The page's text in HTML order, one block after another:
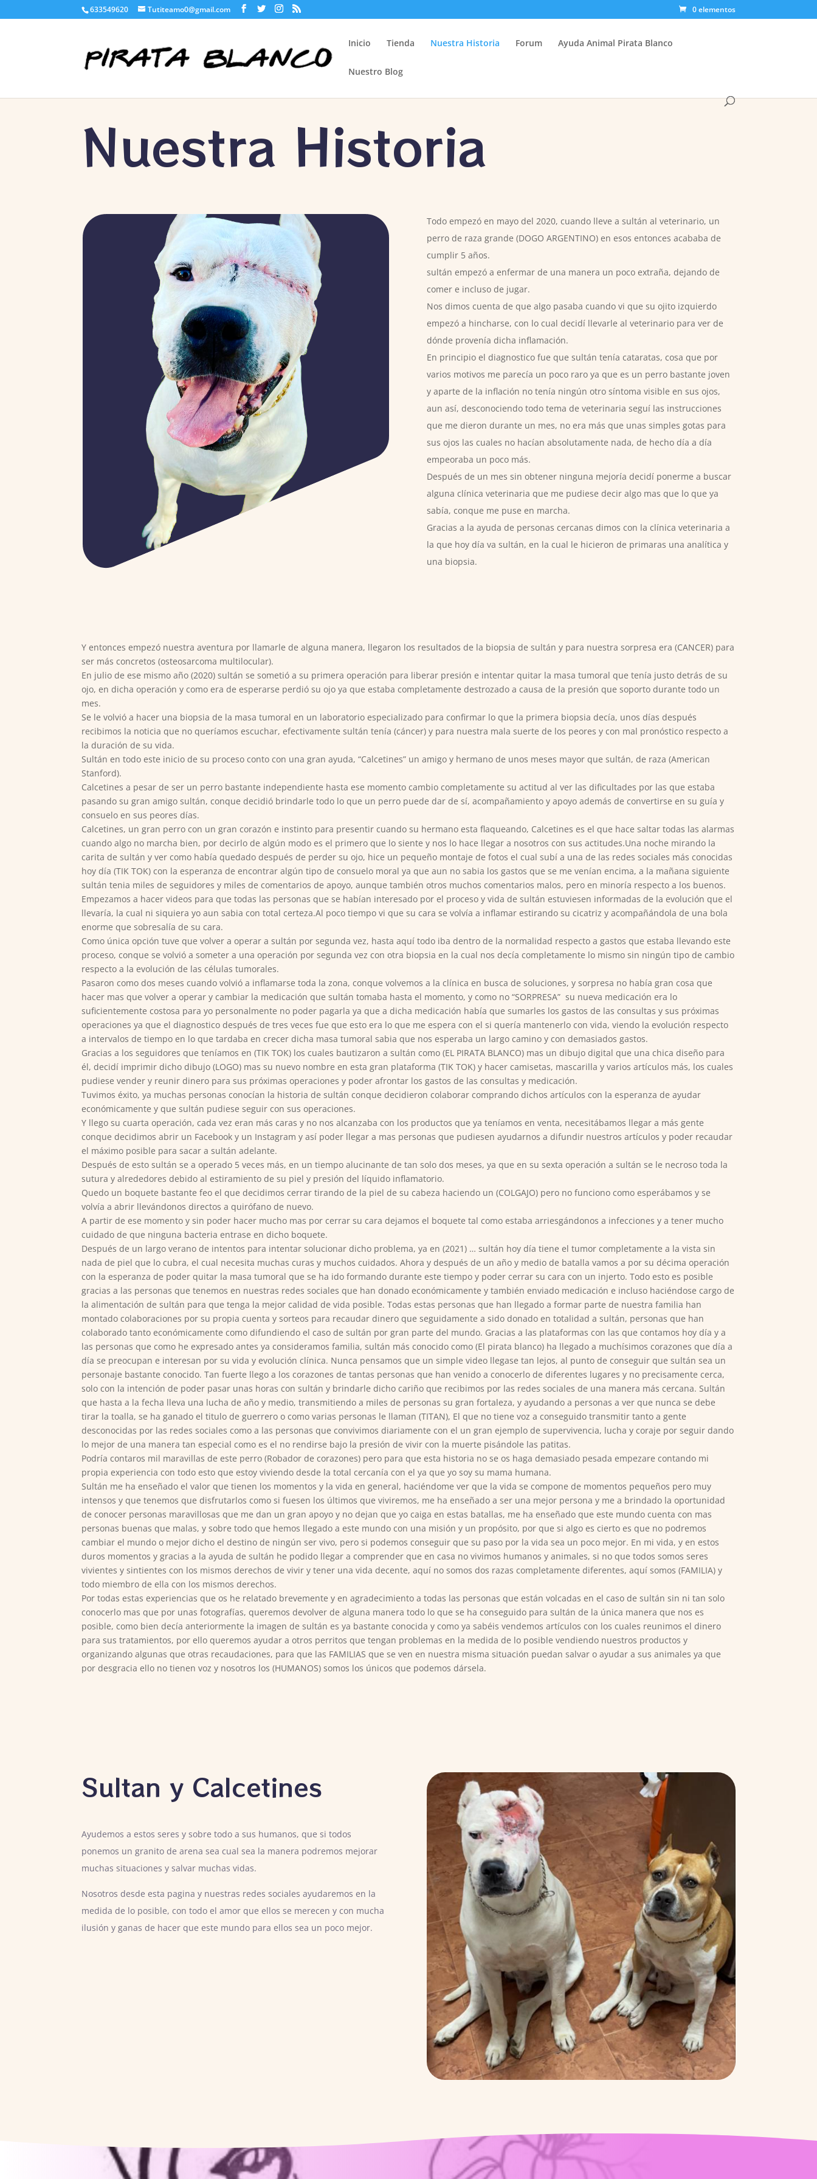
633549620 Tutiteamo0@gmail.com 0 elementos
Inicio Tienda Nuestra Historia Forum Ayuda Animal Pirata Blanco
Nuestro Blog
Nuestra Historia
Todo empezó en mayo del 2020, cuando lleve a sultán al veterinario, un
perro de raza grande (DOGO ARGENTINO) en esos entonces acababa de
cumplir 5 años.
sultán empezó a enfermar de una manera un poco extraña, dejando de
comer e incluso de jugar.
Nos dimos cuenta de que algo pasaba cuando vi que su ojito izquierdo
empezó a hincharse, con lo cual decidí llevarle al veterinario para ver de
dónde provenía dicha inflamación.
En principio el diagnostico fue que sultán tenía cataratas, cosa que por
varios motivos me parecía un poco raro ya que es un perro bastante joven
y aparte de la inflación no tenía ningún otro síntoma visible en sus ojos,
aun así, desconociendo todo tema de veterinaria seguí las instrucciones
que me dieron durante un mes, no era más que unas simples gotas para
sus ojos las cuales no hacían absolutamente nada, de hecho día a día
empeoraba un poco más.
Después de un mes sin obtener ninguna mejoría decidí ponerme a buscar
alguna clínica veterinaria que me pudiese decir algo mas que lo que ya
sabía, conque me puse en marcha.
Gracias a la ayuda de personas cercanas dimos con la clínica veterinaria a
la que hoy día va sultán, en la cual le hicieron de primaras una analítica y
una biopsia.
Y entonces empezó nuestra aventura por llamarle de alguna manera, llegaron los resultados de la biopsia de sultán y para nuestra sorpresa era (CANCER) para
ser más concretos (osteosarcoma multilocular).
En julio de ese mismo año (2020) sultán se sometió a su primera operación para liberar presión e intentar quitar la masa tumoral que tenía justo detrás de su
ojo, en dicha operación y como era de esperarse perdió su ojo ya que estaba completamente destrozado a causa de la presión que soporto durante todo un
mes.
Se le volvió a hacer una biopsia de la masa tumoral en un laboratorio especializado para confirmar lo que la primera biopsia decía, unos días después
recibimos la noticia que no queríamos escuchar, efectivamente sultán tenía (cáncer) y para nuestra mala suerte de los peores y con mal pronóstico respecto a
la duración de su vida.
Sultán en todo este inicio de su proceso conto con una gran ayuda, “Calcetines” un amigo y hermano de unos meses mayor que sultán, de raza (American
Stanford).
Calcetines a pesar de ser un perro bastante independiente hasta ese momento cambio completamente su actitud al ver las dificultades por las que estaba
pasando su gran amigo sultán, conque decidió brindarle todo lo que un perro puede dar de sí, acompañamiento y apoyo además de convertirse en su guía y
consuelo en sus peores días.
Calcetines, un gran perro con un gran corazón e instinto para presentir cuando su hermano esta flaqueando, Calcetines es el que hace saltar todas las alarmas
cuando algo no marcha bien, por decirlo de algún modo es el primero que lo siente y nos lo hace llegar a nosotros con sus actitudes.Una noche mirando la
carita de sultán y ver como había quedado después de perder su ojo, hice un pequeño montaje de fotos el cual subí a una de las redes sociales más conocidas
hoy día (TIK TOK) con la esperanza de encontrar algún tipo de consuelo moral ya que aun no sabia los gastos que se me venían encima, a la mañana siguiente
sultán tenia miles de seguidores y miles de comentarios de apoyo, aunque también otros muchos comentarios malos, pero en minoría respecto a los buenos.
Empezamos a hacer videos para que todas las personas que se habían interesado por el proceso y vida de sultán estuviesen informadas de la evolución que el
llevaría, la cual ni siquiera yo aun sabia con total certeza.Al poco tiempo vi que su cara se volvía a inflamar estirando su cicatriz y acompañándola de una bola
enorme que sobresalía de su cara.
Como única opción tuve que volver a operar a sultán por segunda vez, hasta aquí todo iba dentro de la normalidad respecto a gastos que estaba llevando este
proceso, conque se volvió a someter a una operación por segunda vez con otra biopsia en la cual nos decía completamente lo mismo sin ningún tipo de cambio
respecto a la evolución de las células tumorales.
Pasaron como dos meses cuando volvió a inflamarse toda la zona, conque volvemos a la clínica en busca de soluciones, y sorpresa no había gran cosa que
hacer mas que volver a operar y cambiar la medicación que sultán tomaba hasta el momento, y como no “SORPRESA” su nueva medicación era lo
suficientemente costosa para yo personalmente no poder pagarla ya que a dicha medicación había que sumarles los gastos de las consultas y sus próximas
operaciones ya que el diagnostico después de tres veces fue que esto era lo que me espera con el si quería mantenerlo con vida, viendo la evolución respecto
a intervalos de tiempo en lo que tardaba en crecer dicha masa tumoral sabia que nos esperaba un largo camino y con demasiados gastos.
Gracias a los seguidores que teníamos en (TIK TOK) los cuales bautizaron a sultán como (EL PIRATA BLANCO) mas un dibujo digital que una chica diseño para
él, decidí imprimir dicho dibujo (LOGO) mas su nuevo nombre en esta gran plataforma (TIK TOK) y hacer camisetas, mascarilla y varios artículos más, los cuales
pudiese vender y reunir dinero para sus próximas operaciones y poder afrontar los gastos de las consultas y medicación.
Tuvimos éxito, ya muchas personas conocían la historia de sultán conque decidieron colaborar comprando dichos artículos con la esperanza de ayudar
económicamente y que sultán pudiese seguir con sus operaciones.
Y llego su cuarta operación, cada vez eran más caras y no nos alcanzaba con los productos que ya teníamos en venta, necesitábamos llegar a más gente
conque decidimos abrir un Facebook y un Instagram y así poder llegar a mas personas que pudiesen ayudarnos a difundir nuestros artículos y poder recaudar
el máximo posible para sacar a sultán adelante.
Después de esto sultán se a operado 5 veces más, en un tiempo alucinante de tan solo dos meses, ya que en su sexta operación a sultán se le necroso toda la
sutura y alrededores debido al estiramiento de su piel y presión del líquido inflamatorio.
Quedo un boquete bastante feo el que decidimos cerrar tirando de la piel de su cabeza haciendo un (COLGAJO) pero no funciono como esperábamos y se
volvía a abrir llevándonos directos a quirófano de nuevo.
A partir de ese momento y sin poder hacer mucho mas por cerrar su cara dejamos el boquete tal como estaba arriesgándonos a infecciones y a tener mucho
cuidado de que ninguna bacteria entrase en dicho boquete.
Después de un largo verano de intentos para intentar solucionar dicho problema, ya en (2021) … sultán hoy día tiene el tumor completamente a la vista sin
nada de piel que lo cubra, el cual necesita muchas curas y muchos cuidados. Ahora y después de un año y medio de batalla vamos a por su décima operación
con la esperanza de poder quitar la masa tumoral que se ha ido formando durante este tiempo y poder cerrar su cara con un injerto. Todo esto es posible
gracias a las personas que tenemos en nuestras redes sociales que han donado económicamente y también enviado medicación e incluso haciéndose cargo de
la alimentación de sultán para que tenga la mejor calidad de vida posible. Todas estas personas que han llegado a formar parte de nuestra familia han
montado colaboraciones por su propia cuenta y sorteos para recaudar dinero que seguidamente a sido donado en totalidad a sultán, personas que han
colaborado tanto económicamente como difundiendo el caso de sultán por gran parte del mundo. Gracias a las plataformas con las que contamos hoy día y a
las personas que como he expresado antes ya consideramos familia, sultán más conocido como (El pirata blanco) ha llegado a muchísimos corazones que día a
día se preocupan e interesan por su vida y evolución clínica. Nunca pensamos que un simple video llegase tan lejos, al punto de conseguir que sultán sea un
personaje bastante conocido. Tan fuerte llego a los corazones de tantas personas que han venido a conocerlo de diferentes lugares y no precisamente cerca,
solo con la intención de poder pasar unas horas con sultán y brindarle dicho cariño que recibimos por las redes sociales de una manera más cercana. Sultán
que hasta a la fecha lleva una lucha de año y medio, transmitiendo a miles de personas su gran fortaleza, y ayudando a personas a ver que nunca se debe
tirar la toalla, se ha ganado el titulo de guerrero o como varias personas le llaman (TITAN), El que no tiene voz a conseguido transmitir tanto a gente
desconocidas por las redes sociales como a las personas que convivimos diariamente con el un gran ejemplo de supervivencia, lucha y coraje por seguir dando
lo mejor de una manera tan especial como es el no rendirse bajo la presión de vivir con la muerte pisándole las patitas.
Podría contaros mil maravillas de este perro (Robador de corazones) pero para que esta historia no se os haga demasiado pesada empezare contando mi
propia experiencia con todo esto que estoy viviendo desde la total cercanía con el ya que yo soy su mama humana.
Sultán me ha enseñado el valor que tienen los momentos y la vida en general, haciéndome ver que la vida se compone de momentos pequeños pero muy
intensos y que tenemos que disfrutarlos como si fuesen los últimos que viviremos, me ha enseñado a ser una mejor persona y me a brindado la oportunidad
de conocer personas maravillosas que me dan un gran apoyo y no dejan que yo caiga en estas batallas, me ha enseñado que este mundo cuenta con mas
personas buenas que malas, y sobre todo que hemos llegado a este mundo con una misión y un propósito, por que si algo es cierto es que no podremos
cambiar el mundo o mejor dicho el destino de ningún ser vivo, pero si podemos conseguir que su paso por la vida sea un poco mejor. En mi vida, y en estos
duros momentos y gracias a la ayuda de sultán he podido llegar a comprender que en casa no vivimos humanos y animales, si no que todos somos seres
vivientes y sintientes con los mismos derechos de vivir y tener una vida decente, aquí no somos dos razas completamente diferentes, aquí somos (FAMILIA) y
todo miembro de ella con los mismos derechos.
Por todas estas experiencias que os he relatado brevemente y en agradecimiento a todas las personas que están volcadas en el caso de sultán sin ni tan solo
conocerlo mas que por unas fotografías, queremos devolver de alguna manera todo lo que se ha conseguido para sultán de la única manera que nos es
posible, como bien decía anteriormente la imagen de sultán es ya bastante conocida y como ya sabéis vendemos artículos con los cuales reunimos el dinero
para sus tratamientos, por ello queremos ayudar a otros perritos que tengan problemas en la medida de lo posible vendiendo nuestros productos y
organizando algunas que otras recaudaciones, para que las FAMILIAS que se ven en nuestra misma situación puedan salvar o ayudar a sus animales ya que
por desgracia ello no tienen voz y nosotros los (HUMANOS) somos los únicos que podemos dársela.
Sultan y Calcetines
Ayudemos a estos seres y sobre todo a sus humanos, que si todos
ponemos un granito de arena sea cual sea la manera podremos mejorar
muchas situaciones y salvar muchas vidas.
Nosotros desde esta pagina y nuestras redes sociales ayudaremos en la
medida de lo posible, con todo el amor que ellos se merecen y con mucha
ilusión y ganas de hacer que este mundo para ellos sea un poco mejor.